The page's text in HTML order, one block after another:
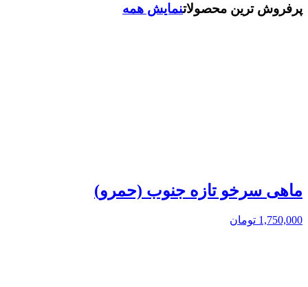
پرفروش ترین محصولاتنمایش همه
ماهی سرخو تازه جنوب (حمرو)
1,750,000 تومان